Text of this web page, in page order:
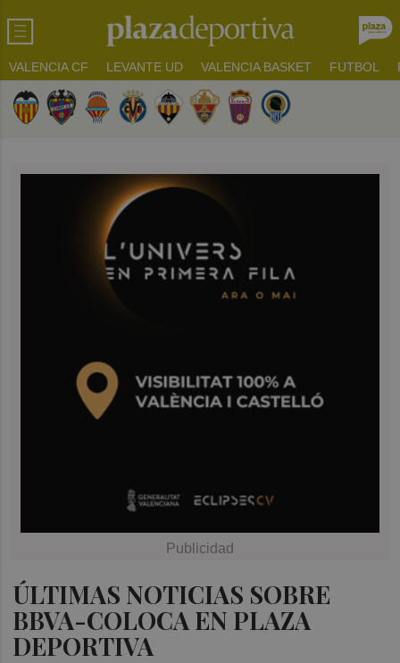
VALENCIA CF LEVANTE UD VALENCIA BASKET FUTBOL
ÚLTIMAS NOTICIAS SOBRE
BBVA-COLOCA EN PLAZA
DEPORTIVA